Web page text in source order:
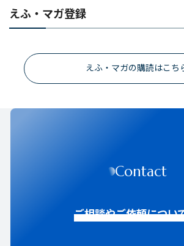
えふ・マガ登録
えふ・マガの購読はこち
Contact
ご相談やご依頼につい